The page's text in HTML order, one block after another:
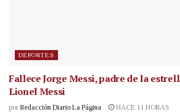
DEPORTES
Fallece Jorge Messi, padre de la
Lionel Messi
por Redacción Diario La Página HACE 11 HORAS